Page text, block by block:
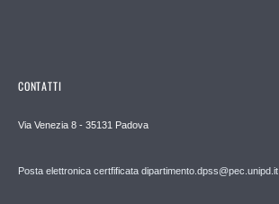
CONTATTI
Via Venezia 8 - 35131 Padova
Posta elettronica certfificata dipartimento.dpss@pec.unipd.it